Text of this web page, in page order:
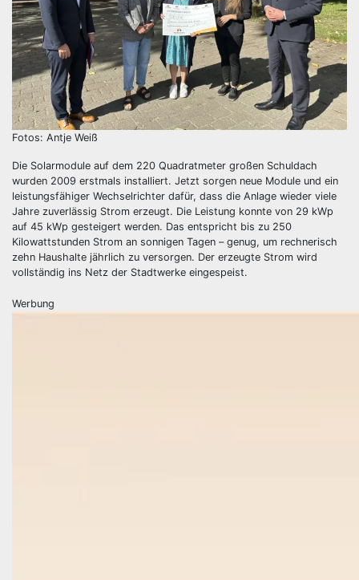
Fotos: Antje Weiß
Die Solarmodule auf dem 220 Quadratmeter großen Schuldach
wurden 2009 erstmals installiert. Jetzt sorgen neue Module und ein
leistungsfähiger Wechselrichter dafür, dass die Anlage wieder viele
Jahre zuverlässig Strom erzeugt. Die Leistung konnte von 29 kWp
auf 45 kWp gesteigert werden. Das entspricht bis zu 250
Kilowattstunden Strom an sonnigen Tagen – genug, um rechnerisch
zehn Haushalte jährlich zu versorgen. Der erzeugte Strom wird
vollständig ins Netz der Stadtwerke eingespeist.
Werbung